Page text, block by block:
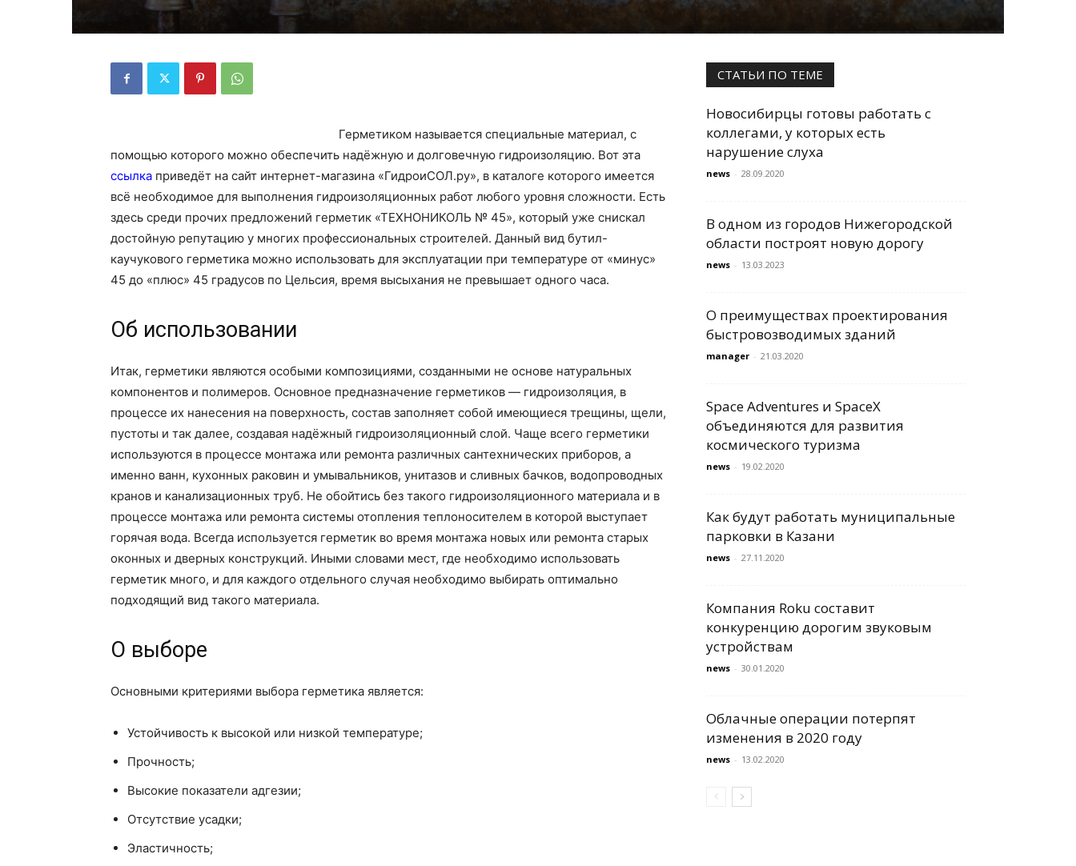
Герметиком называется специальные материал, с
помощью которого можно обеспечить надёжную и долговечную гидроизоляцию. Вот эта
ссылка приведёт на сайт интернет-магазина «ГидроиСОЛ.ру», в каталоге которого имеется
всё необходимое для выполнения гидроизоляционных работ любого уровня сложности. Есть
здесь среди прочих предложений герметик «ТЕХНОНИКОЛЬ № 45», который уже снискал
достойную репутацию у многих профессиональных строителей. Данный вид бутил-
каучукового герметика можно использовать для эксплуатации при температуре от «минус»
45 до «плюс» 45 градусов по Цельсия, время высыхания не превышает одного часа.
Об использовании
Итак, герметики являются особыми композициями, созданными не основе натуральных
компонентов и полимеров. Основное предназначение герметиков — гидроизоляция, в
процессе их нанесения на поверхность, состав заполняет собой имеющиеся трещины, щели,
пустоты и так далее, создавая надёжный гидроизоляционный слой. Чаще всего герметики
используются в процессе монтажа или ремонта различных сантехнических приборов, а
именно ванн, кухонных раковин и умывальников, унитазов и сливных бачков, водопроводных
кранов и канализационных труб. Не обойтись без такого гидроизоляционного материала и в
процессе монтажа или ремонта системы отопления теплоносителем в которой выступает
горячая вода. Всегда используется герметик во время монтажа новых или ремонта старых
оконных и дверных конструкций. Иными словами мест, где необходимо использовать
герметик много, и для каждого отдельного случая необходимо выбирать оптимально
подходящий вид такого материала.
О выборе
Основными критериями выбора герметика является:
Устойчивость к высокой или низкой температуре;
Прочность;
Высокие показатели адгезии;
Отсутствие усадки;
Эластичность;
СТАТЬИ ПО ТЕМЕ
Новосибирцы готовы работать с
коллегами, у которых есть
нарушение слуха
news - 28.09.2020
В одном из городов Нижегородской
области построят новую дорогу
news - 13.03.2023
О преимуществах проектирования
быстровозводимых зданий
manager - 21.03.2020
Space Adventures и SpaceX
объединяются для развития
космического туризма
news - 19.02.2020
Как будут работать муниципальные
парковки в Казани
news - 27.11.2020
Компания Roku составит
конкуренцию дорогим звуковым
устройствам
news - 30.01.2020
Облачные операции потерпят
изменения в 2020 году
news - 13.02.2020